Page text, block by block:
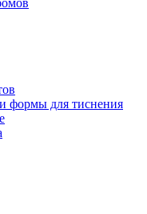
формы для тиснения